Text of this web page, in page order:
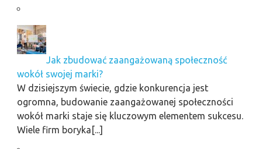
Jak zbudować zaangażowaną społeczność
wokół swojej marki?
W dzisiejszym świecie, gdzie konkurencja jest
ogromna, budowanie zaangażowanej społeczności
wokół marki staje się kluczowym elementem sukcesu.
Wiele firm boryka[...]